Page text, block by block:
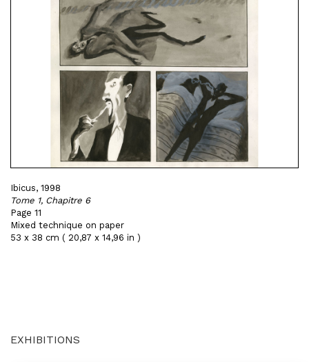
Ibicus, 1998
Tome 1, Chapitre 6
Page 11
Mixed technique on paper
53 x 38 cm ( 20,87 x 14,96 in )
EXHIBITIONS